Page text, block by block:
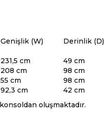
Genişlik (W) Derinlik (D)
231,5 cm
49 cm
208 cm
98 cm
55 cm
98 cm
92,3 cm
42 cm
oluşmaktadır.